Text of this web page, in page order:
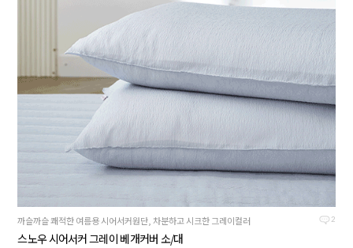
2
까슬까슬 쾌적한 여름용 시어서커원단, 차분하고 시크한 그레이컬러
스노우 시어서커 그레이 베개커버 소/대